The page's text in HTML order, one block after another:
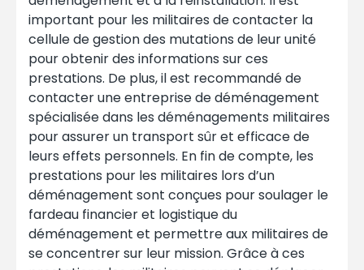
important pour les militaires de contacter la
cellule de gestion des mutations de leur unité
pour obtenir des informations sur ces
prestations. De plus, il est recommandé de
contacter une entreprise de déménagement
spécialisée dans les déménagements militaires
pour assurer un transport sûr et efficace de
leurs effets personnels. En fin de compte, les
prestations pour les militaires lors d’un
déménagement sont conçues pour soulager le
fardeau financier et logistique du
déménagement et permettre aux militaires de
se concentrer sur leur mission. Grâce à ces